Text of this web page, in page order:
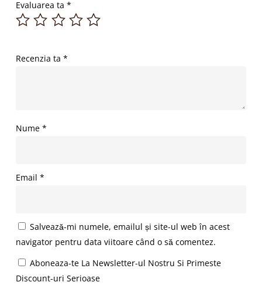
Evaluarea ta *
Recenzia ta *
Nume *
Email *
Salvează-mi numele, emailul și site-ul web în acest
navigator pentru data viitoare când o să comentez.
Aboneaza-te La Newsletter-ul Nostru Si Primeste
Discount-uri Serioase